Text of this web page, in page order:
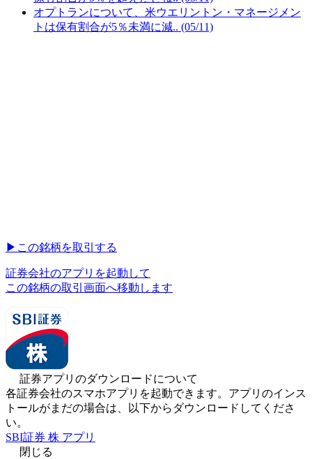
オプトランについて、米ウエリントン・マネージメン
トは保有割合が5％未満に減.. (05/11)
▶︎ この銘柄を取引する
証券会社のアプリを起動して
この銘柄の取引画面へ移動します
証券アプリのダウンロードについて
各証券会社のスマホアプリを起動できます。アプリのインス
トールがまだの場合は、以下からダウンロードしてくださ
い。
SBI証券 株 アプリ
閉じる